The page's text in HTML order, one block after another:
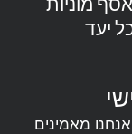
יעד
מאמינים